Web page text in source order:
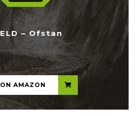
– Ofstan
...
AMAZON